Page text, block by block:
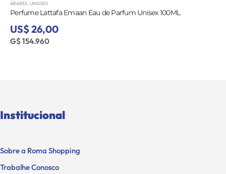
ÁRABES UNISSEX
Perfume Lattafa Emaan Eau de Parfum Unisex 100ML
US$ 26,00
G$ 154.960
Institucional
Sobre a Roma Shopping
Trabalhe Conosco